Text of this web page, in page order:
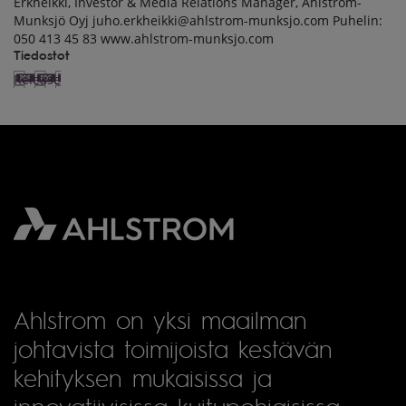
Munksjö Oyj juho.erkheikki@ahlstrom-munksjo.com Puhelin:
050 413 45 83 www.ahlstrom-munksjo.com
Tiedostot
Release
Ahlstrom on yksi maailman
johtavista toimijoista kestävän
kehityksen mukaisissa ja